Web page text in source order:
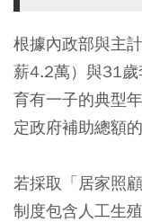
根據內政部與主
薪4.2萬）與31
育有一子的典型
定政府補助總額
若採取「居家照
制度包含人工生